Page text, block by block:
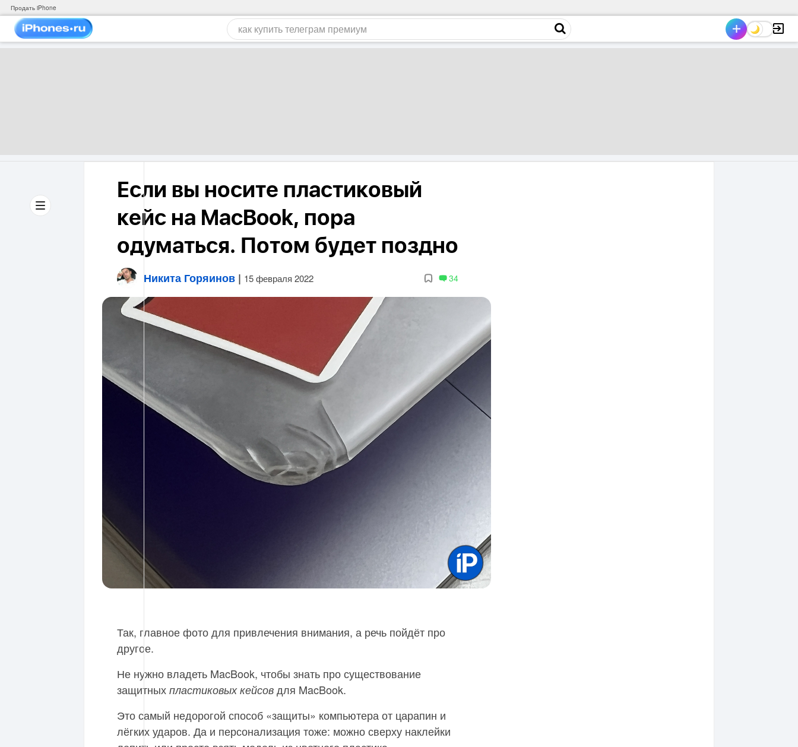
Продать iPhone
Если вы носите пластиковый
кейс на MacBook, пора
одуматься. Потом будет поздно
Никита Горяинов | 15 февраля 2022 34
Так, главное фото для привлечения внимания, а речь пойдёт про
другое.
Не нужно владеть MacBook, чтобы знать про существование
защитных пластиковых кейсов для MacBook.
Это самый недорогой способ «защиты» компьютера от царапин и
лёгких ударов. Да и персонализация тоже: можно сверху наклейки